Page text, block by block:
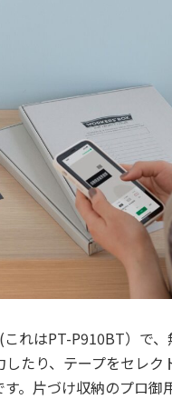
(これはPT-P910BT）で
たり、テープをセレク
。片づけ収納のプロ御